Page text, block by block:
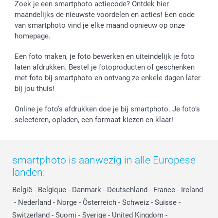
Fotokalenders & Fotoagenda's
Moederdag
Vaderdag
Verjaardag
Geboorte
Klachtenregeling
Wettelijke garantie
Privacybeleid
Cookiebeleid
Prijslijst
Jobs & Stages
Investor Relations
Betalingsmogelijkheden
Grote bestellingen
Levering
Mijn orderstatus
smartfriends
Zoek je een smartphoto actiecode? Ontdek hier
maandelijks de nieuwste voordelen en acties! Een code
van smartphoto vind je elke maand opnieuw op onze
homepage.
Een foto maken, je foto bewerken en uiteindelijk je foto
laten afdrukken. Bestel je fotoproducten of geschenken
met foto bij smartphoto en ontvang ze enkele dagen later
bij jou thuis!
Online je foto's afdrukken doe je bij smartphoto. Je foto’s
selecteren, opladen, een formaat kiezen en klaar!
smartphoto is aanwezig in alle Europese
landen:
België - Belgique - Danmark - Deutschland - France - Ireland
- Nederland - Norge - Österreich - Schweiz - Suisse -
Switzerland - Suomi - Sverige - United Kingdom -